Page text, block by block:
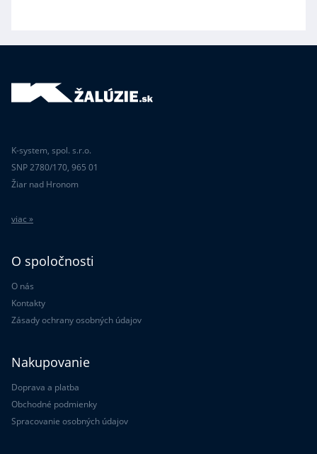
K-system, spol. s.r.o.
SNP 2780/170, 965 01
Žiar nad Hronom
viac »
O spoločnosti
O nás
Kontakty
Zásady ochrany osobných údajov
Nakupovanie
Doprava a platba
Obchodné podmienky
Spracovanie osobných údajov